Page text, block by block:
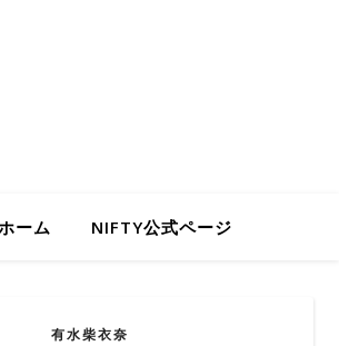
ーム NIFTY公式ページ
有水柴衣奈